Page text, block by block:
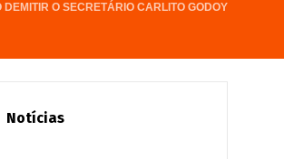
O SECRETÁRIO CARLITO GODOY
Notícias